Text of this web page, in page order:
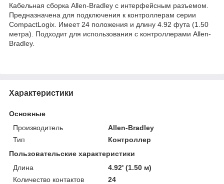
Кабельная сборка Allen-Bradley с интерфейсным разъемом.
Предназначена для подключения к контроллерам серии
CompactLogix. Имеет 24 положения и длину 4.92 фута (1.50
метра). Подходит для использования с контроллерами Allen-
Bradley.
Характеристики
Основные
Производитель
Allen-Bradley
Тип
Контроллер
Пользовательские характеристики
Длина
4.92' (1.50 м)
Количество контактов
24